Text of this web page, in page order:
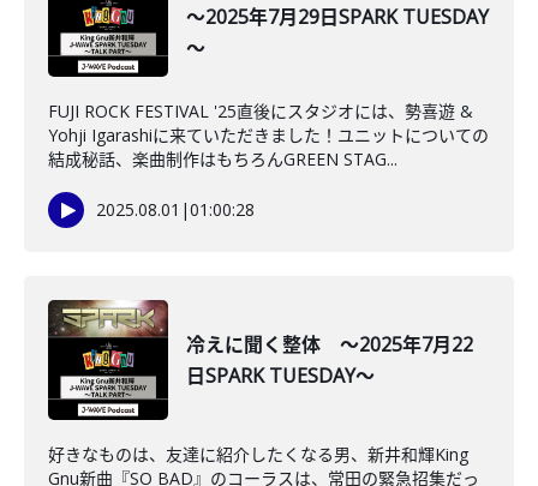
～2025年7月29日SPARK TUESDAY
～
FUJI ROCK FESTIVAL '25直後にスタジオには、勢喜遊 &
Yohji Igarashiに来ていただきました！ユニットについての
結成秘話、楽曲制作はもちろんGREEN STAG...
2025.08.01 |01:00:28
冷えに聞く整体 ～2025年7月22
日SPARK TUESDAY～
好きなものは、友達に紹介したくなる男、新井和輝King
Gnu新曲『SO BAD』のコーラスは、常田の緊急招集だっ